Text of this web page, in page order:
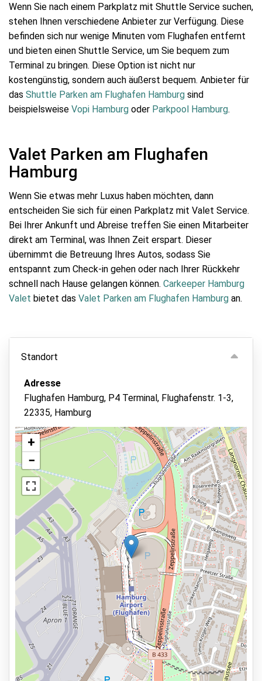
Wenn Sie nach einem Parkplatz mit Shuttle Service suchen,
stehen Ihnen verschiedene Anbieter zur Verfügung. Diese
befinden sich nur wenige Minuten vom Flughafen entfernt
und bieten einen Shuttle Service, um Sie bequem zum
Terminal zu bringen. Diese Option ist nicht nur
kostengünstig, sondern auch äußerst bequem. Anbieter für
das Shuttle Parken am Flughafen Hamburg sind
beispielsweise Vopi Hamburg oder Parkpool Hamburg.
Valet Parken am Flughafen
Hamburg
Wenn Sie etwas mehr Luxus haben möchten, dann
entscheiden Sie sich für einen Parkplatz mit Valet Service.
Bei Ihrer Ankunft und Abreise treffen Sie einen Mitarbeiter
direkt am Terminal, was Ihnen Zeit erspart. Dieser
übernimmt die Betreuung Ihres Autos, sodass Sie
entspannt zum Check-in gehen oder nach Ihrer Rückkehr
schnell nach Hause gelangen können. Carkeeper Hamburg
Valet bietet das Valet Parken am Flughafen Hamburg an.
Standort
Adresse
Flughafen Hamburg, P4 Terminal, Flughafenstr. 1-3,
22335, Hamburg
+
−